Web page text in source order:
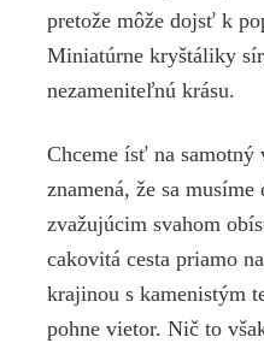
pretože môže dojsť k
Miniatúrne kryštáliky
nezameniteľnú krásu.
Chceme ísť na samotný
znamená, že sa
zvažujúcim svahom
cakovitá cesta priamo
krajinou s kamenistým
pohne vietor. Nič to